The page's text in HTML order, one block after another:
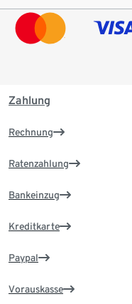
Zahlung
Rechnung
Ratenzahlung
Bankeinzug
Kreditkarte
Paypal
Vorauskasse